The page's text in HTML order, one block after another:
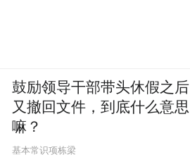
鼓励领导干部带头休假之后
又撤回文件，到底什么意思
嘛？
基本常识项栋梁